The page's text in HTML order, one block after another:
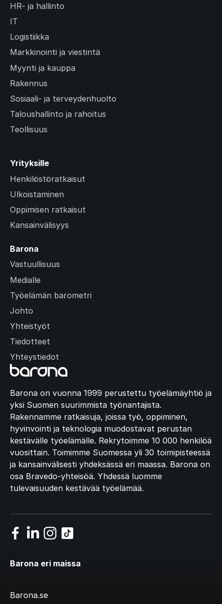
Barona on vuonna 1999 perustettu työelämäyhtiö ja
yksi Suomen suurimmista työnantajista.
Rakennamme ratkaisuja, joissa työ, oppiminen,
hyvinvointi ja teknologia muodostavat perustan
kestävälle työelämälle. Rekrytoimme 10 000 henkilöä
vuosittain. Toimimme Suomessa yli 30 toimipisteessä
ja kansainvälisesti yhdeksässä eri maassa. Barona on
osa Bravedo-yhteisöä. Yhdessä luomme
tulevaisuuden kestävää työelämää.
HR- ja hallinto
IT
Logistiikka
Markkinointi ja viestintä
Myynti ja kauppa
Rakennus
Sosiaali- ja terveydenhuolto
Taloushallinto ja rahoitus
Teollisuus
Yrityksille
Henkilöstöratkaisut
Ulkoistaminen
Oppimisen ratkaisut
Kansainvälisyys
Barona
Vastuullisuus
Medialle
Työelämän barometri
Johto
Yhteistyöt
Tiedotteet
Yhteystiedot
Barona eri maissa
Barona.se